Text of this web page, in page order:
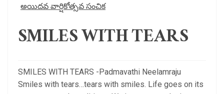
అయిదవ వార్షికోత్సవ సంచిక
SMILES WITH TEARS
SMILES WITH TEARS -Padmavathi Neelamraju
Smiles with tears…tears with smiles. Life goes on its